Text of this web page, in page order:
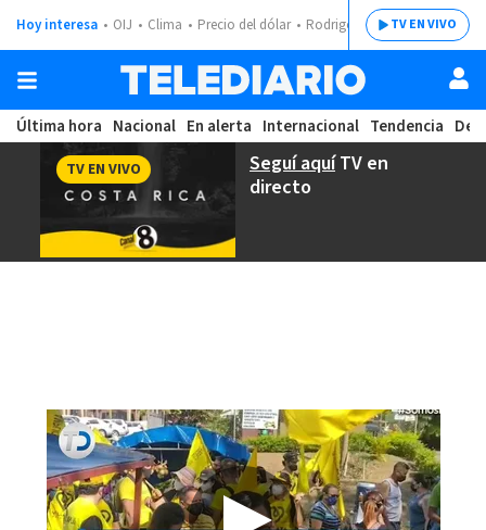
Hoy interesa OIJ Clima Precio del dólar Rodrigo ChavesTV EN VIVO
Última hora Nacional En alerta Internacional Tendencia
Seguí aquíTV en
directo
TV EN VIVO